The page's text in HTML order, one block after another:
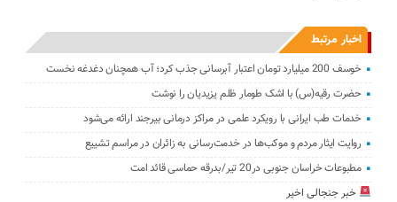
اخبار مرتبط
خوسف 200 میلیارد تومان اعتبار آبرسانی جذب کرد؛ آب همچنان دغدغه نخست
حضرت رقیه(س) با اشک طومار ظلم یزیدیان را نوشت
خدمات طب ایرانی با رویکرد علمی در مراکز درمانی بیرجند ارائه می‌شود
روایت ایثار مردم و موکب‌ها در خدمت‌رسانی به زائران در مراسم تشییع
مطبوعات خراسان جنوبی در20 تیر/بدرقه حماسی قائد امت
خبر جنجالی اخیر